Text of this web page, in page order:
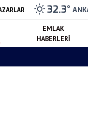
32.3°
EMLAK
HABERLERI
Yeşil Pasaport